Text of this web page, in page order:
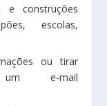
e construções
escolas,
ou tirar
e-mail